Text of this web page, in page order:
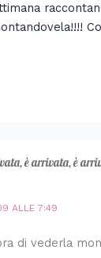
è arrivata, è
ALLE 7:49
di vederla